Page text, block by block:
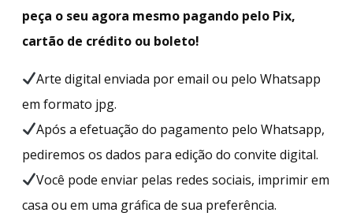
peça o seu agora mesmo pagando pelo Pix,
cartão de crédito ou boleto!
Arte digital enviada por email ou pelo Whatsapp
em formato jpg.
Após a efetuação do pagamento pelo Whatsapp,
pediremos os dados para edição do convite digital.
Você pode enviar pelas redes sociais, imprimir em
casa ou em uma gráfica de sua preferência.